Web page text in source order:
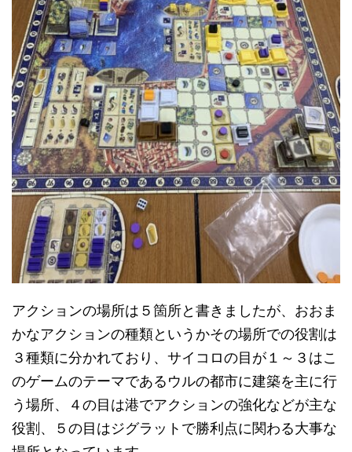
アクションの場所は５箇所と書きましたが、おおま
かなアクションの種類というかその場所での役割は
３種類に分かれており、サイコロの目が１～３はこ
のゲームのテーマであるウルの都市に建築を主に行
う場所、４の目は港でアクションの強化などが主な
役割、５の目はジグラットで勝利点に関わる大事な